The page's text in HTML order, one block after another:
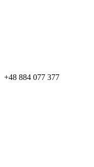
+48 884 077 377